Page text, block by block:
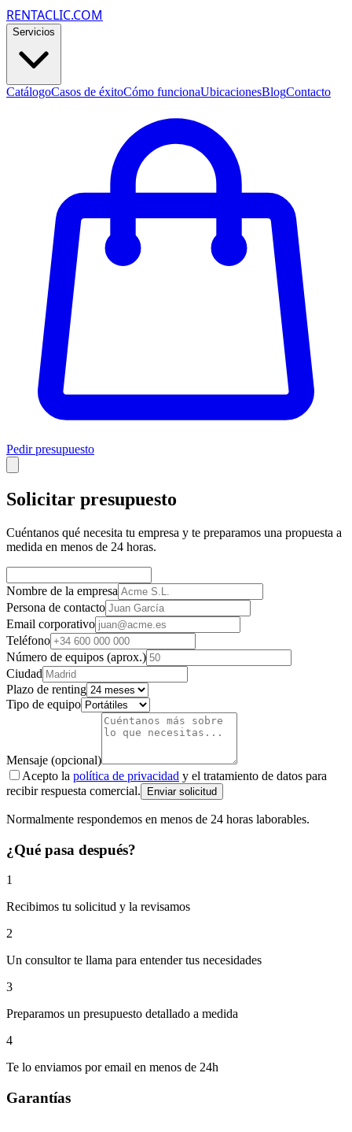
RENTACLIC.COM
Servicios
CatálogoCasos de éxitoCómo funcionaUbicacionesBlogContacto
Pedir presupuesto
Solicitar presupuesto
Cuéntanos qué necesita tu empresa y te preparamos una propuesta a
medida en menos de 24 horas.
Nombre de la empresa
Persona de contacto
Email corporativo
Teléfono
Número de equipos (aprox.)
Ciudad
Plazo de renting
Tipo de equipo
Mensaje (opcional)
Acepto la política de privacidad y el tratamiento de datos para
recibir respuesta comercial.
Enviar solicitud
Normalmente respondemos en menos de 24 horas laborables.
¿Qué pasa después?
1
Recibimos tu solicitud y la revisamos
2
Un consultor te llama para entender tus necesidades
3
Preparamos un presupuesto detallado a medida
4
Te lo enviamos por email en menos de 24h
Garantías